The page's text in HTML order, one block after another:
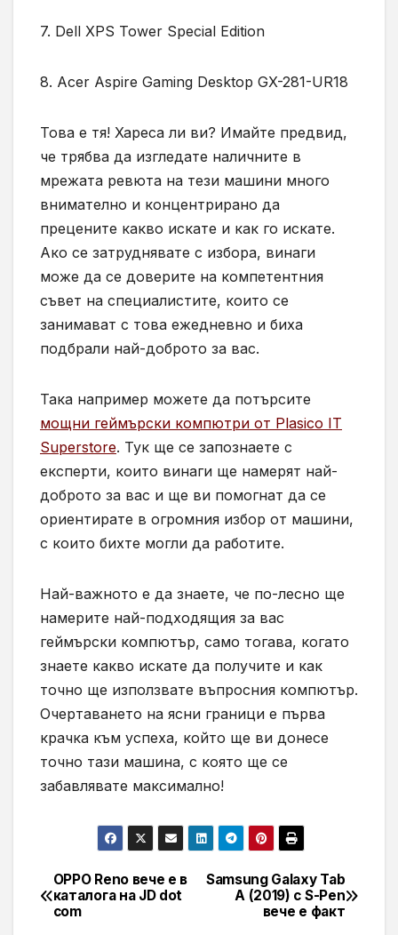
7. Dell XPS Tower Special Edition
8. Acer Aspire Gaming Desktop GX-281-UR18
Това е тя! Хареса ли ви? Имайте предвид,
че трябва да изгледате наличните в
мрежата ревюта на тези машини много
внимателно и концентрирано да
прецените какво искате и как го искате.
Ако се затруднявате с избора, винаги
може да се доверите на компетентния
съвет на специалистите, които се
занимават с това ежедневно и биха
подбрали най-доброто за вас.
Така например можете да потърсите
мощни геймърски компютри от Plasico IT
Superstore. Тук ще се запознаете с
експерти, които винаги ще намерят най-
доброто за вас и ще ви помогнат да се
ориентирате в огромния избор от машини,
с които бихте могли да работите.
Най-важното е да знаете, че по-лесно ще
намерите най-подходящия за вас
геймърски компютър, само тогава, когато
знаете какво искате да получите и как
точно ще използвате въпросния компютър.
Очертаването на ясни граници е първа
крачка към успеха, който ще ви донесе
точно тази машина, с която ще се
забавлявате максимално!
Навигация
Samsung Galaxy Tab
A (2019) с S-Pen
вече е факт
OPPO Reno вече е в
каталога на JD dot
com